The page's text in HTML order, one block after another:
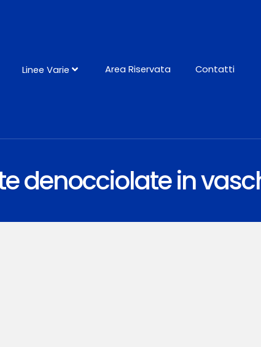
Linee Varie Area Riservata Contatti
denocciolate in